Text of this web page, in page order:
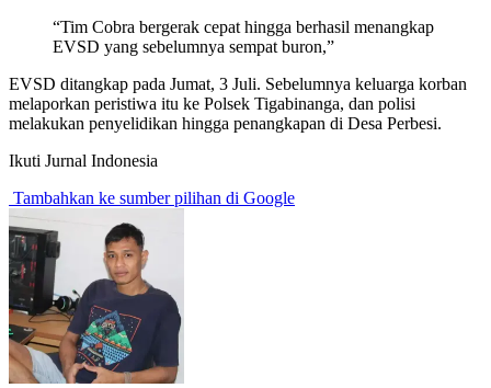
“Tim Cobra bergerak cepat hingga berhasil menangkap
EVSD yang sebelumnya sempat buron,”
EVSD ditangkap pada Jumat, 3 Juli. Sebelumnya keluarga korban
melaporkan peristiwa itu ke Polsek Tigabinanga, dan polisi
melakukan penyelidikan hingga penangkapan di Desa Perbesi.
Ikuti Jurnal Indonesia
Tambahkan ke sumber pilihan di Google